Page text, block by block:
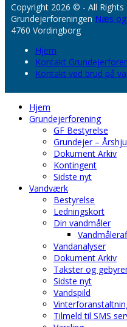
Copyright 2026 © - All Rights
Grundejerforeningen Næs og
4760 Vordingborg
Hjem
Kontakt
Kontakt ved brud på
Hjem
Grundejerforening
GF Bestyrelse
Grundejer –
Dokument Arkiv
Kontingent
Sidste nyt
Vandværk
Bestyrelse
Ledningskort
Din vandmåler
Vandanalyser
Dokument Arkiv
Takster og
Sidste nyt
Vandspild
Tilmeld til SMS